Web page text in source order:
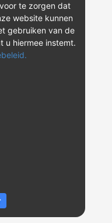
op of
te zorgen dat
website kunnen
gebruiken van de
u hiermee instemt.